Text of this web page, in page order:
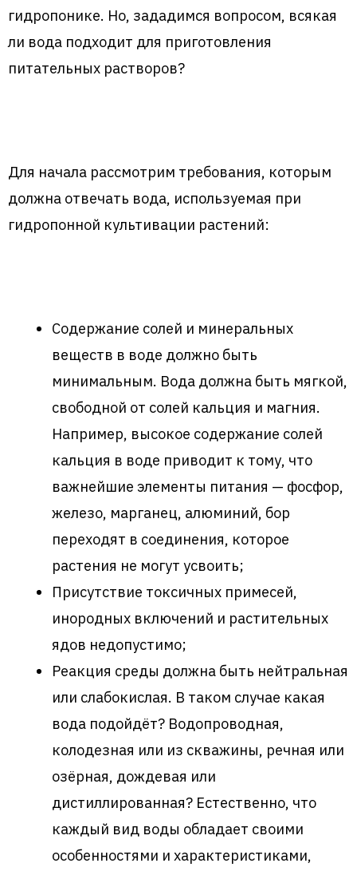
гидропонике. Но, зададимся вопросом, всякая
ли вода подходит для приготовления
питательных растворов?
Для начала рассмотрим требования, которым
должна отвечать вода, используемая при
гидропонной культивации растений:
Содержание солей и минеральных
веществ в воде должно быть
минимальным. Вода должна быть мягкой,
свободной от солей кальция и магния.
Например, высокое содержание солей
кальция в воде приводит к тому, что
важнейшие элементы питания — фосфор,
железо, марганец, алюминий, бор
переходят в соединения, которое
растения не могут усвоить;
Присутствие токсичных примесей,
инородных включений и растительных
ядов недопустимо;
Реакция среды должна быть нейтральная
или слабокислая. В таком случае какая
вода подойдёт? Водопроводная,
колодезная или из скважины, речная или
озёрная, дождевая или
дистиллированная? Естественно, что
каждый вид воды обладает своими
особенностями и характеристиками,